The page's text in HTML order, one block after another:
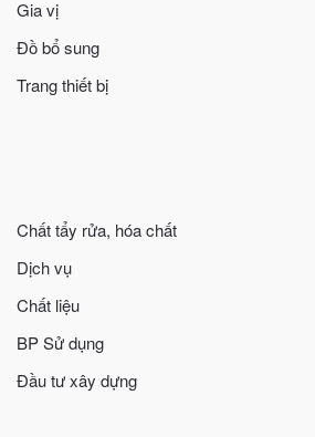
Gia vị
Đồ bổ sung
Trang thiết bị
Chất tẩy rửa, hóa chất
Dịch vụ
Chất liệu
BP Sử dụng
Đầu tư xây dựng